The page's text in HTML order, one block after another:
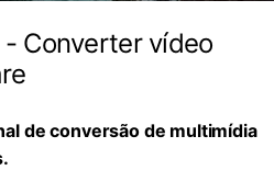
Converter vídeo
de conversão de multimídia